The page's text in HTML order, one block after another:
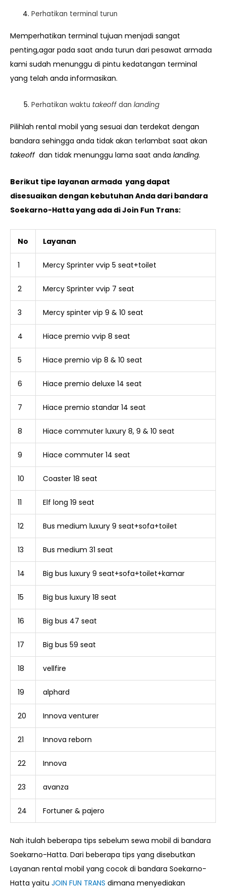
Perhatikan terminal turun
Memperhatikan terminal tujuan menjadi sangat
penting,agar pada saat anda turun dari pesawat armada
kami sudah menunggu di pintu kedatangan terminal
yang telah anda informasikan.
Perhatikan waktu takeoff dan landing
Pilihlah rental mobil yang sesuai dan terdekat dengan
bandara sehingga anda tidak akan terlambat saat akan
takeoffdan tidak menunggu lama saat anda landing.
Berikut tipe layanan armada yang dapat
disesuaikan dengan kebutuhan Anda dari bandara
Soekarno-Hatta yang ada di Join Fun Trans:
No Layanan
1 Mercy Sprinter vvip 5 seat+toilet
2 Mercy Sprinter vvip 7 seat
3 Mercy spinter vip 9 & 10 seat
4 Hiace premio vvip 8 seat
5 Hiace premio vip 8 & 10 seat
6 Hiace premio deluxe 14 seat
7 Hiace premio standar 14 seat
8 Hiace commuter luxury 8, 9 & 10 seat
9 Hiace commuter 14 seat
10 Coaster 18 seat
11 Elf long 19 seat
12 Bus medium luxury 9 seat+sofa+toilet
13 Bus medium 31 seat
14 Big bus luxury 9 seat+sofa+toilet+kamar
15 Big bus luxury 18 seat
16 Big bus 47 seat
17 Big bus 59 seat
18 vellfire
19 alphard
20 Innova venturer
21 Innova reborn
22 Innova
23 avanza
24 Fortuner & pajero
Nah itulah beberapa tips sebelum sewa mobil di bandara
Soekarno-Hatta. Dari beberapa tips yang disebutkan
Layanan rental mobil yang cocok di bandara Soekarno-
Hatta yaitu JOIN FUN TRANS dimana menyediakan